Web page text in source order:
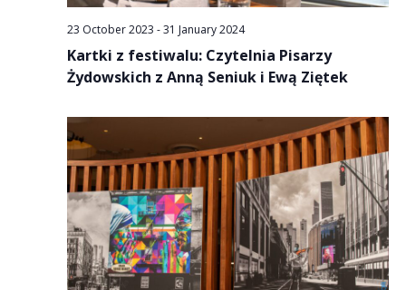
23 October 2023 -31 January 2024
Kartki z festiwalu: Czytelnia Pisarzy
Żydowskich z Anną Seniuk i Ewą Ziętek